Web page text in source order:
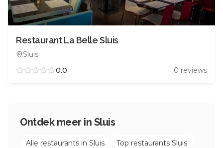
Restaurant La Belle Sluis
Sluis
0.0
0 reviews
Ontdek meer in Sluis
Alle restaurants in Sluis Top restaurants Sluis